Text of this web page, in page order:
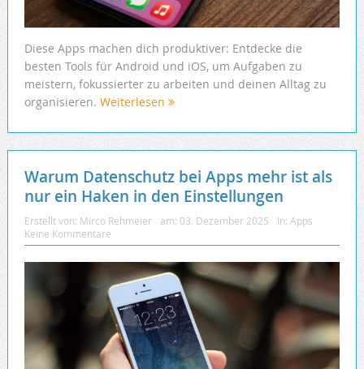
Diese Apps machen dich produktiver: Entdecke die
besten Tools für Android und iOS, um Aufgaben zu
meistern, fokussierter zu arbeiten und deinen Alltag zu
organisieren. Weiterlesen
Warum Datenschutz bei Apps mehr ist als
nur ein Haken in den Einstellungen
Erstellt von: Mirco Rehmeier am: 03. Dezember 2025 In: Apps
Keine Kommentare